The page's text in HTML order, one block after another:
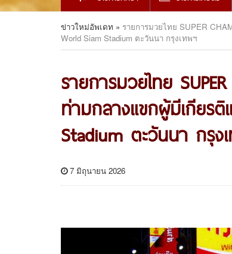
ข่าวใหม่อัพเดท » รายการมวยไทย SUPER
World Siam Stadium ตะวันนา กรุงเทพฯ
รายการมวยไทย
ท่ามกลางแขกผู้มีเกียร
Stadium ตะวันนา กรุง
7 มิถุนายน 2026